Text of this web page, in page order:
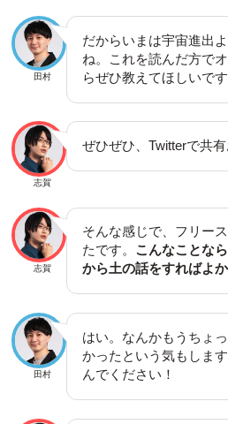
田村
だからいまは宇宙進出
ね。これを読んだ方で
らぜひ教えてほしいです
志賀
ぜひぜひ、Twitterで共
志賀
そんな感じで、フリー
たです。 こんなことな
から土の話をすればよ
田村
はい。なんかもうちょ
かったという気もしま
んでください！